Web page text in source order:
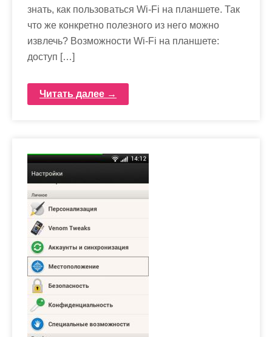
знать, как пользоваться Wi-Fi на планшете. Так
что же конкретно полезного из него можно
извлечь? Возможности Wi-Fi на планшете:
доступ […]
Читать далее →